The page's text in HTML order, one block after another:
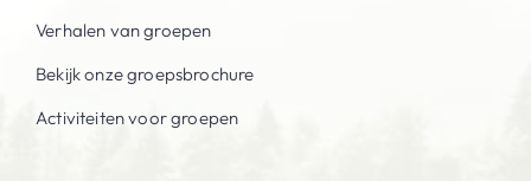
Verhalen van groepen
Bekijk onze groepsbrochure
Activiteiten voor groepen